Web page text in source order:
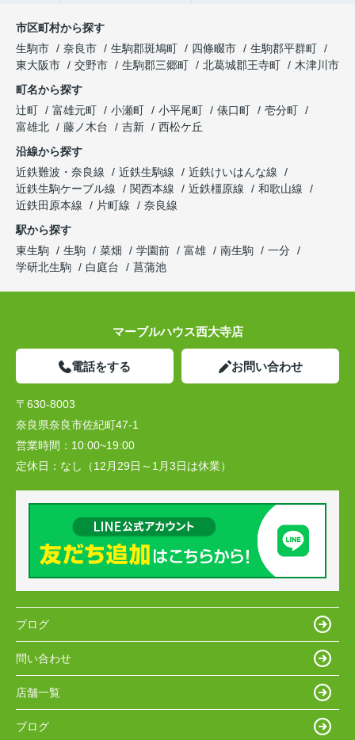
市区町村から探す
生駒市
奈良市 生駒郡斑鳩町 四條畷市
生駒郡平群町
東大阪市
交野市 生駒郡三郷町 北葛城郡王寺町
木津川市
町名から探す
辻町
富雄元町 小瀬町 小平尾町 俵口町
壱分町
富雄北
藤ノ木台 吉新
西松ケ丘
沿線から探す
近鉄難波・奈良線
近鉄生駒線
近鉄けいはんな線
近鉄生駒ケーブル線
関西本線 近鉄橿原線
和歌山線
近鉄田原本線
片町線
奈良線
駅から探す
東生駒
生駒 菜畑 学園前 富雄 南生駒
一分
学研北生駒
白庭台 菖蒲池
マーブルハウス西大寺店
電話をする お問い合わせ
〒630-8003
奈良県奈良市佐紀町47-1
営業時間： 10:00~19:00
定休日： なし（12月29日～1月3日は休業）
ブログ
問い合わせ
店舗一覧
ブログ